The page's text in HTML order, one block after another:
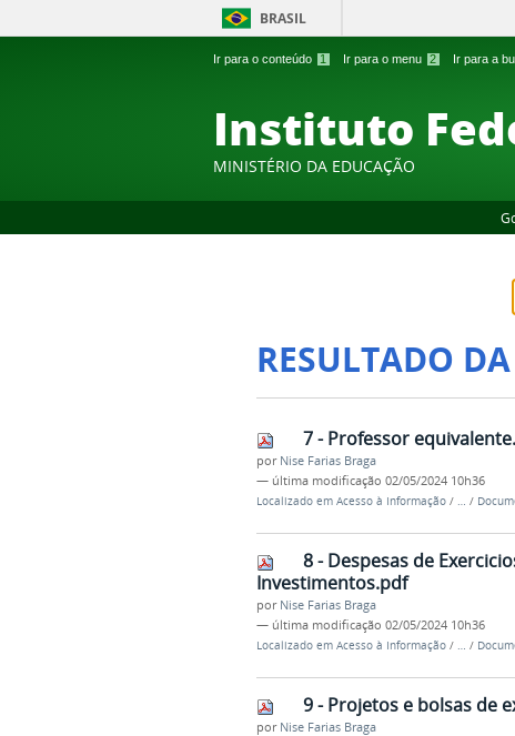
Ir para o conteúdo 1 Ir para o menu 2 Ir para a
BRASIL
Instituto
MINISTÉRIO DA EDUCAÇÃO
RESULTADO
7 - Professor
por Nise Farias Braga
— última modificação 02/05/2024 10h36
Localizado em Acesso à Informação / … /
8 - Despesas de
Investimentos.pdf
por Nise Farias Braga
— última modificação 02/05/2024 10h36
Localizado em Acesso à Informação / … /
9 - Projetos e bolsas de
por Nise Farias Braga